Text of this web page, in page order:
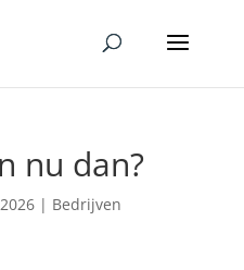
nu dan?
| Bedrijven